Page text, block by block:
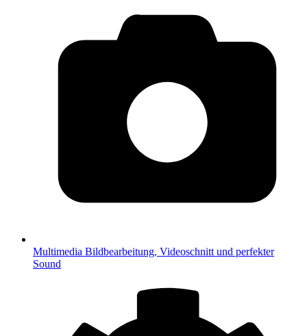
Multimedia Bildbearbeitung, Videoschnitt und perfekter
Sound